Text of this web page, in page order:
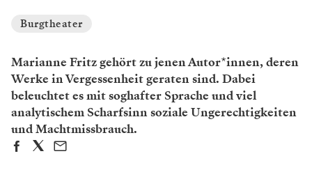
Burgtheater
Marianne Fritz gehört zu jenen Autor*innen, deren
Werke in Vergessenheit geraten sind. Dabei
beleuchtet es mit soghafter Sprache und viel
analytischem Scharfsinn soziale Ungerechtigkeiten
und Machtmissbrauch.